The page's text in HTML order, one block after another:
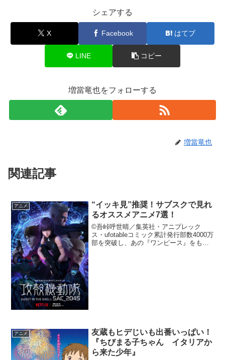
シェアする
X Facebook はてブ
LINE コピー
増當竜也をフォローする
増當竜也
関連記事
アニメ
“イッキ見”推奨！サブスクで見れ
るオススメアニメ7選！
©吾峠呼世晴／集英社・アニプレック
ス・ufotableコミック累計発行部数4000万
部を突破し、あの『ワンピース』をも超
アニメ
友蔵もヒデじいも出番いっぱい！
『ちびまる子ちゃん イタリアか
ら来た少年』